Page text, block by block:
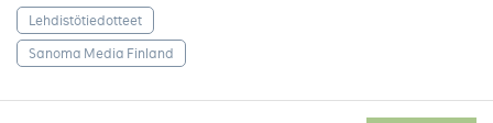
Lehdistötiedotteet
Sanoma Media Finland